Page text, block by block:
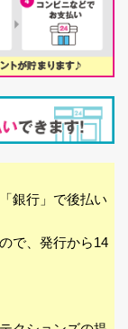
銀行」で後払い
で、発行から14